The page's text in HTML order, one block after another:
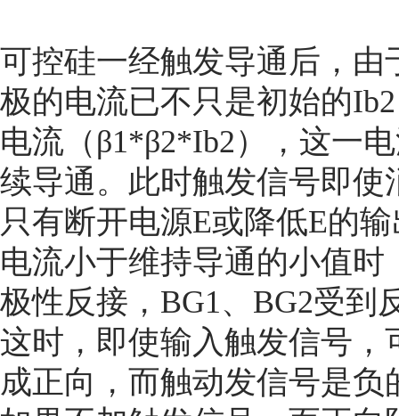
可控硅一经触发导通后，由
极的电流已不只是初始的
电流（β1*β2*Ib2），这一
续导通。此时触发信号即
只有断开电源E或降低E的
电流小于维持导通的小值
极性反接，BG1、BG2受到
这时，即使输入触发信号
成正向，而触动发信号是